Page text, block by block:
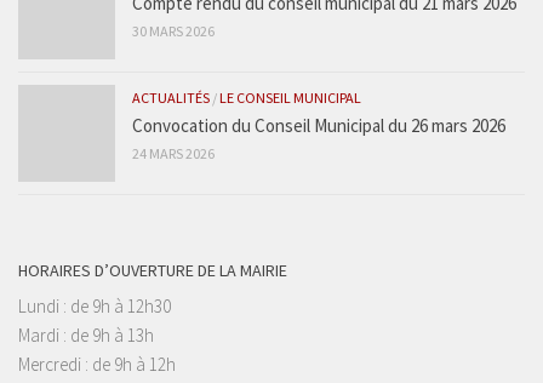
30 MARS 2026
ACTUALITÉS /LE CONSEIL MUNICIPAL
Convocation du Conseil Municipal du 26 mars 2026
24 MARS 2026
HORAIRES D’OUVERTURE DE LA MAIRIE
Lundi : de 9h à 12h30
Mardi : de 9h à 13h
Mercredi : de 9h à 12h